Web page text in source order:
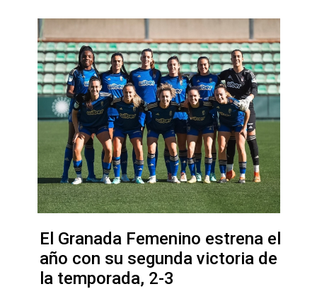
El Granada Femenino estrena el
año con su segunda victoria de
la temporada, 2-3